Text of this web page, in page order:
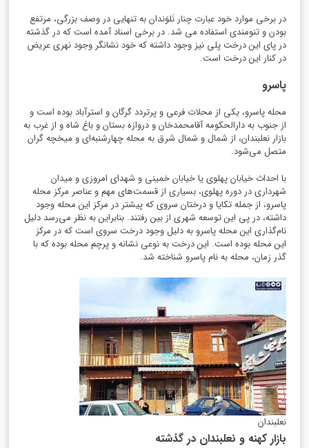
در برخی موارد خود عبارت چنار نَلوَندان به تنهایی در وصف بزرگی، مرتفع
بودن و تنومندی استفاده می شد. در برخی اسناد آمده است که در گذشته
در پای این درخت پلی نیز وجود داشته که خود نشانگر وجود نهری عریض
در کنار این درخت است.
پاسرو
محله پاسرو، یکی از محلات فرعی و پرتردد گرگان و استرآباد بوده است و
از جنوب به دارالحکومه آقامحمدخان و دروازه بستان و باغ شاه و از غرب به
بازار نعلبندان، از شمال و شمال شرق به محله چهارشنبه‌ای و میخچه گران
متصل می‌شود.
با احداث خیابان پهلوی یا خیابان خمینی و شهدای امروزی و میدان
شهرداری در دوره پهلوی، بسیاری از قسمت‌های مهم و عناصر مرکز محله
پاسرو، از جمله تکایا و درختان سروی که پیشتر در مرکز این محله وجود
داشته، در پی این توسعه شهری از بین رفتند. بنابراین به نظر می‌رسد دلیل
نام‌گذاری این محله پاسرو به دلیل وجود درخت سروی است که در مرکز
این محله بوده است. این درخت به نوعی نشانه و پرچم محله بوده‌ که با
گذر زمان، محله به نام پاسرو شناخته شد.
نعلبندان
بازار کهنه و نعلبندان در گذشته